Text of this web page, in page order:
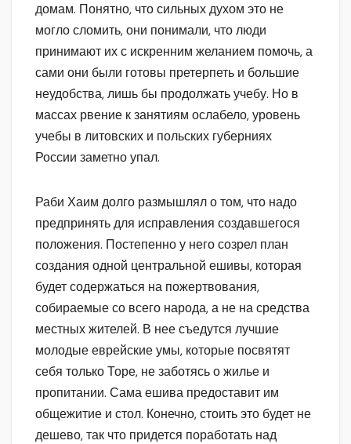
домам. Понятно, что сильных духом это не
могло сломить, они понимали, что люди
принимают их с искренним желанием помочь, а
сами они были готовы претерпеть и большие
неудобства, лишь бы продолжать учебу. Но в
массах рвение к занятиям ослабело, уровень
учебы в литовских и польских губерниях
России заметно упал.
Раби Хаим долго размышлял о том, что надо
предпринять для исправления создавшегося
положения. Постепенно у него созрел план
создания одной центральной ешивы, которая
будет содержаться на пожертвования,
собираемые со всего народа, а не на средства
местных жителей. В нее съедутся лучшие
молодые еврейские умы, которые посвятят
себя только Торе, не заботясь о жилье и
пропитании. Сама ешива предоставит им
общежитие и стол. Конечно, стоить это будет не
дешево, так что придется поработать над